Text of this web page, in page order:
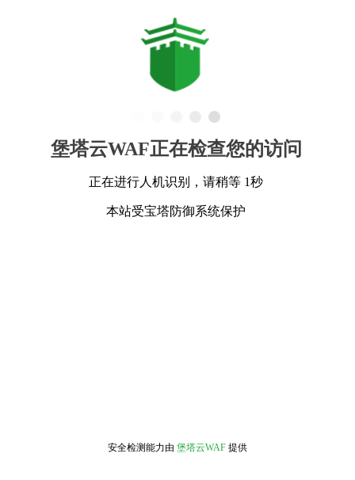
堡塔云WAF正在检查您的访问
正在进行人机识别，请稍等 1秒
本站受宝塔防御系统保护
安全检测能力由 堡塔云WAF 提供